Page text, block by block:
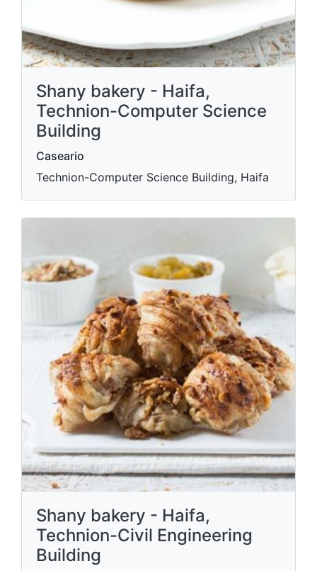
Shany bakery - Haifa,
Technion-Computer Science
Building
Caseario
Technion-Computer Science Building, Haifa
Shany bakery - Haifa,
Technion-Civil Engineering
Building